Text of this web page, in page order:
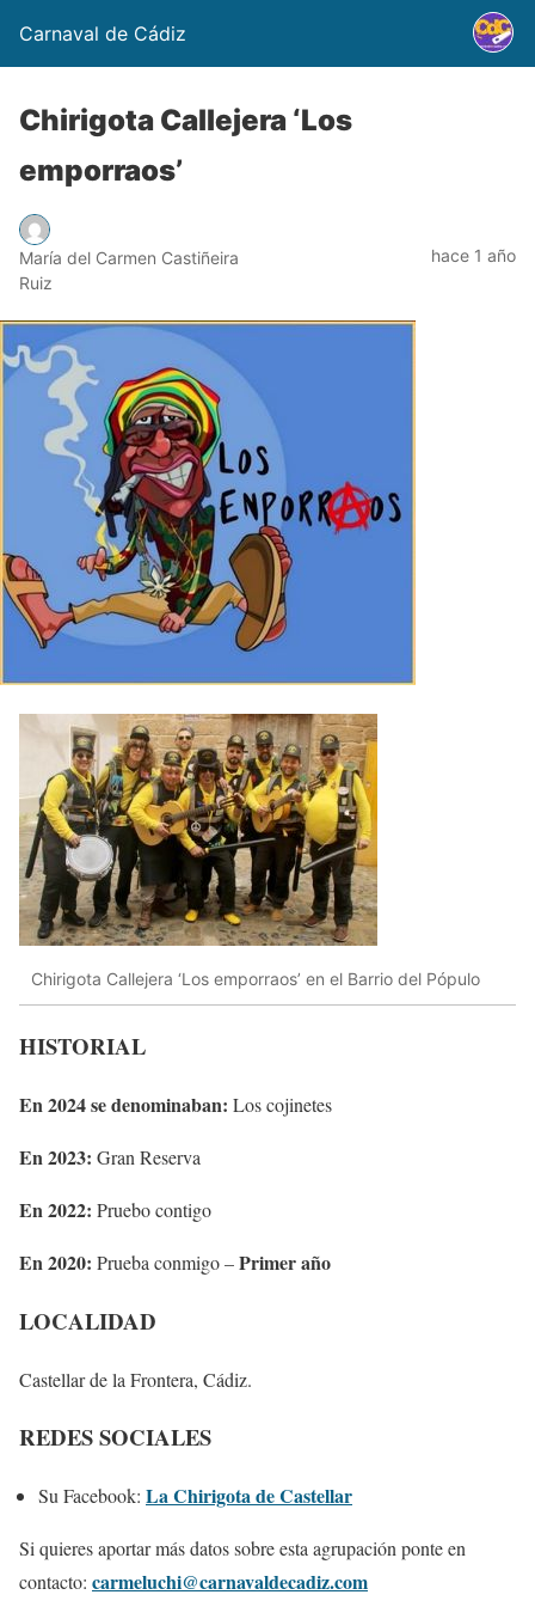
Carnaval de Cádiz
Chirigota Callejera ‘Los
emporraos’
María del Carmen Castiñeira
Ruiz
hace 1 año
Chirigota Callejera ‘Los emporraos’ en el Barrio del Pópulo
HISTORIAL
En 2024 se denominaban: Los cojinetes
En 2023: Gran Reserva
En 2022: Pruebo contigo
En 2020: Prueba conmigo –Primer año
LOCALIDAD
Castellar de la Frontera, Cádiz.
REDES SOCIALES
Su Facebook: La Chirigota de Castellar
Si quieres aportar más datos sobre esta agrupación ponte en
contacto: carmeluchi@carnavaldecadiz.com